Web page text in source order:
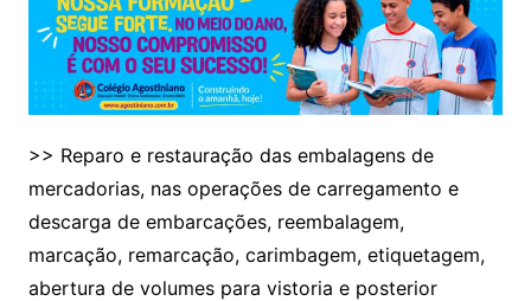
>> Reparo e restauração das embalagens de
mercadorias, nas operações de carregamento e
descarga de embarcações, reembalagem,
marcação, remarcação, carimbagem, etiquetagem,
abertura de volumes para vistoria e posterior